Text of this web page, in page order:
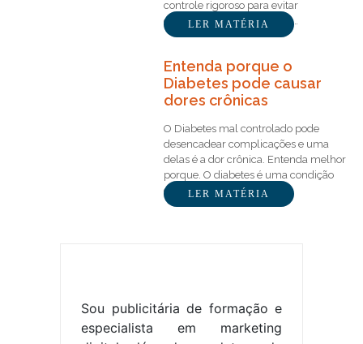
controle rigoroso para evitar
complicações graves. Para…
LER MATÉRIA
Entenda porque o
Diabetes pode causar
dores crônicas
O Diabetes mal controlado pode
desencadear complicações e uma
delas é a dor crônica. Entenda melhor
porque. O diabetes é uma condição
crônica que afeta…
LER MATÉRIA
Sou publicitária de formação e
especialista em marketing